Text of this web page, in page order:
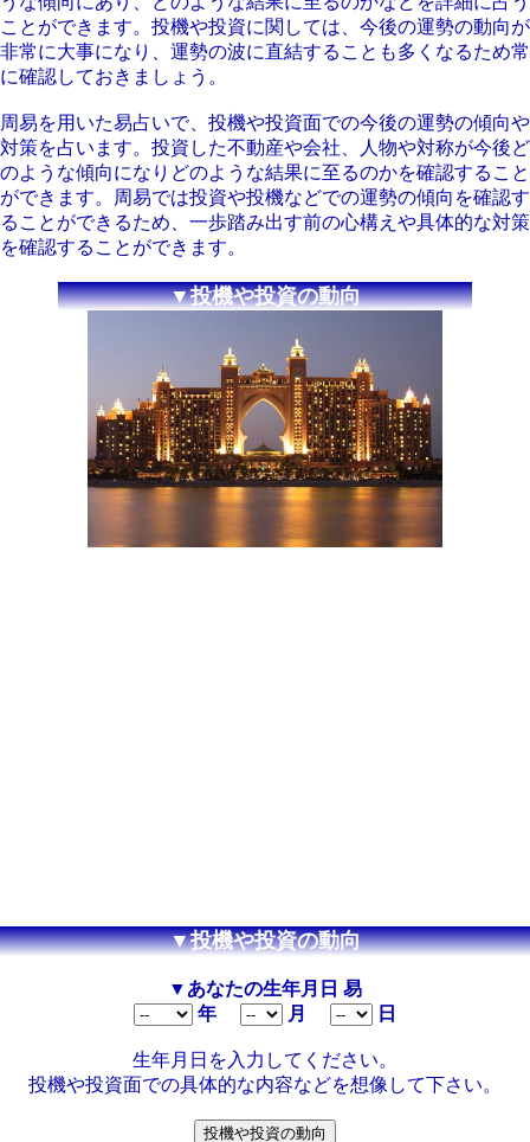
ことができます。投機や投資に関しては、今後の運勢の動向が
非常に大事になり、運勢の波に直結することも多くなるため常
に確認しておきましょう。
周易を用いた易占いで、投機や投資面での今後の運勢の傾向や
対策を占います。投資した不動産や会社、人物や対称が今後ど
のような傾向になりどのような結果に至るのかを確認すること
ができます。周易では投資や投機などでの運勢の傾向を確認す
ることができるため、一歩踏み出す前の心構えや具体的な対策
を確認することができます。
▼投機や投資の動向
▼投機や投資の動向
▼あなたの生年月日 易
年
月 日
生年月日を入力してください。
投機や投資面での具体的な内容などを想像して下さい。